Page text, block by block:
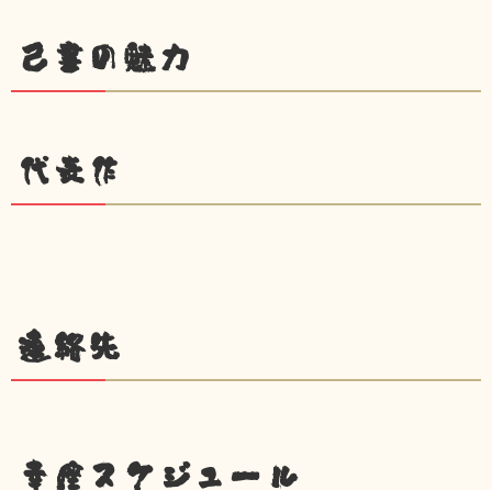
己書の魅力
代表作
連絡先
幸座スケジュール